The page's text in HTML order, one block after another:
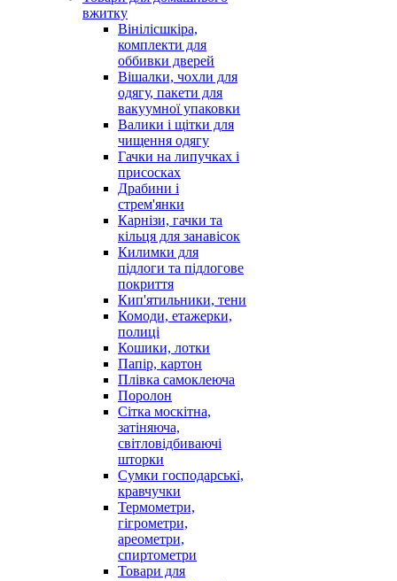
вжитку
Вінілісшкіра,
комплекти для
оббивки дверей
Вішалки, чохли для
одягу, пакети для
вакуумної упаковки
Валики і щітки для
чищення одягу
Гачки на липучках і
присосках
Драбини і
стрем'янки
Карнізи, гачки та
кільця для занавісок
Килимки для
підлоги та підлогове
покриття
Кип'ятильники, тени
Комоди, етажерки,
полиці
Кошики, лотки
Папір, картон
Плівка самоклеюча
Поролон
Сітка москітна,
затіняюча,
світловідбиваючі
шторки
Сумки господарські,
кравчучки
Термометри,
гігрометри,
ареометри,
спиртометри
Товари для